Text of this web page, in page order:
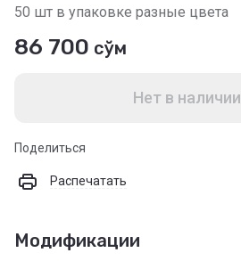
50 шт в упаковке разные цвета
86 700 сўм
Нет в наличии
Поделиться
Распечатать
Модификации